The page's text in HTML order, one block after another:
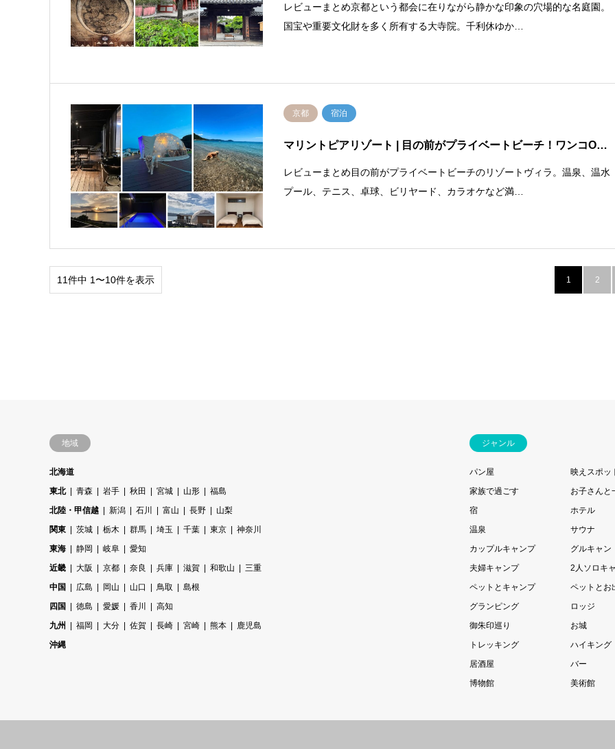
レビューまとめ京都という都会に在りながら静かな印象の穴場的な名庭園。
国宝や重要文化財を多く所有する大寺院。千利休ゆか…
京都 宿泊
マリントピアリゾート | 目の前がプライベートビーチ！ワンコO…
レビューまとめ目の前がプライベートビーチのリゾートヴィラ。温泉、温水
プール、テニス、卓球、ビリヤード、カラオケなど満…
11件中 1〜10件を表示 1 2
地域
北海道
東北
青森 岩手 秋田 宮城 山形
福島
北陸・甲信越
新潟 石川 富山 長野
山梨
関東
茨城 栃木 群馬 埼玉 千葉 東京
神奈川
東海
静岡 岐阜
愛知
近畿
大阪 京都 奈良 兵庫 滋賀 和歌山
三重
中国
広島 岡山 山口 鳥取
島根
四国
徳島 愛媛 香川
高知
九州
福岡 大分 佐賀 長崎 宮崎 熊本
鹿児島
沖縄
ジャンル
パン屋
映えスポッ
家族で過ごす
お子さんと
宿
ホテル
温泉
サウナ
カップルキャンプ
グルキャン
夫婦キャンプ
2人ソロキ
ペットとキャンプ
ペットとお
グランピング
ロッジ
御朱印巡り
お城
トレッキング
ハイキング
居酒屋
バー
博物館
美術館